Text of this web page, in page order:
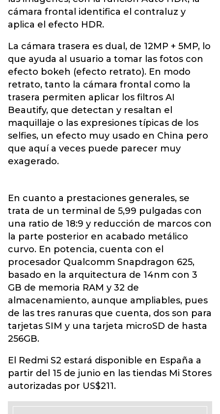
cámara frontal identifica el contraluz y
aplica el efecto HDR.
La cámara trasera es dual, de 12MP + 5MP, lo
que ayuda al usuario a tomar las fotos con
efecto bokeh (efecto retrato). En modo
retrato, tanto la cámara frontal como la
trasera permiten aplicar los filtros AI
Beautify, que detectan y resaltan el
maquillaje o las expresiones típicas de los
selfies, un efecto muy usado en China pero
que aquí a veces puede parecer muy
exagerado.
En cuanto a prestaciones generales, se
trata de un terminal de 5,99 pulgadas con
una ratio de 18:9 y reducción de marcos con
la parte posterior en acabado metálico
curvo. En potencia, cuenta con el
procesador Qualcomm Snapdragon 625,
basado en la arquitectura de 14nm con 3
GB de memoria RAM y 32 de
almacenamiento, aunque ampliables, pues
de las tres ranuras que cuenta, dos son para
tarjetas SIM y una tarjeta microSD de hasta
256GB.
El Redmi S2 estará disponible en España a
partir del 15 de junio en las tiendas Mi Stores
autorizadas por US$211.